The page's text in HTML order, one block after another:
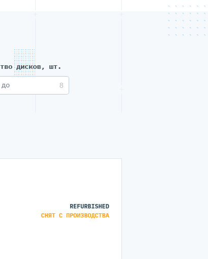
дисков, шт.
REFURBISHED
СНЯТ С ПРОИЗВОДСТВА